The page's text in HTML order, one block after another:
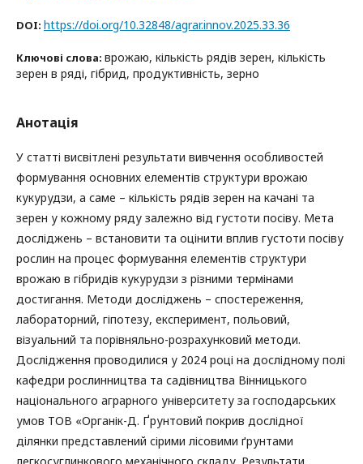
DOI: https://doi.org/10.32848/agrar.innov.2025.33.36
Ключові слова: врожаю, кількість рядів зерен, кількість
зерен в ряді, гібрид, продуктивність, зерно
Анотація
У статті висвітлені результати вивчення особливостей
формування основних елементів структури врожаю
кукурудзи, а саме – кількість рядів зерен на качані та
зерен у кожному ряду залежно від густоти посіву. Мета
досліджень – встановити та оцінити вплив густоти посіву
рослин на процес формування елементів структури
врожаю в гібридів кукурудзи з різними термінами
достигання. Методи досліджень – спостереження,
лабораторний, гіпотезу, експеримент, польовий,
візуальний та порівняльно-розрахунковий методи.
Дослідження проводилися у 2024 році на дослідному полі
кафедри рослинництва та садівництва Вінницького
національного аграрного університету за господарських
умов ТОВ «Органік-Д. Ґрунтовий покрив дослідної
ділянки представлений сірими лісовими ґрунтами
легкосуглинкового механічного складу. Результати.